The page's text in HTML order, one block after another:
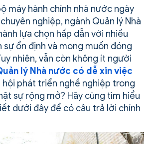
máy hành chính nhà nước ngày
nghiệp, ngành Quản lý Nhà
lựa chọn hấp dẫn với nhiều
sự ổn định và mong muốn đóng
nhiên, vẫn còn không ít người
lý Nhà nước có dễ xin việc
hội phát triển nghề nghiệp trong
sự rộng mở? Hãy cùng tìm hiểu
dưới đây để có câu trả lời chính